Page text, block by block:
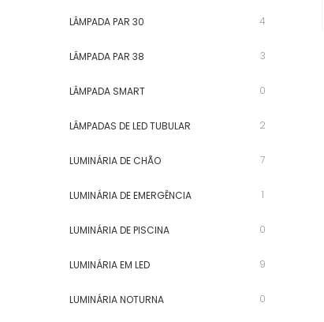
LÂMPADA PAR 30 4
LÂMPADA PAR 38 3
LÂMPADA SMART 0
LÂMPADAS DE LED TUBULAR 2
LUMINÁRIA DE CHÃO 7
LUMINÁRIA DE EMERGÊNCIA 1
LUMINÁRIA DE PISCINA 0
LUMINÁRIA EM LED 9
LUMINÁRIA NOTURNA 0